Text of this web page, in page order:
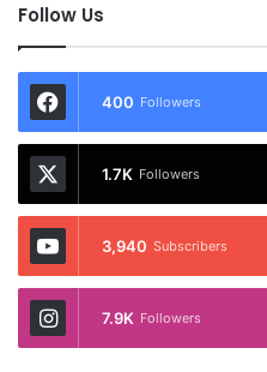
Follow Us
400 Followers
1.7K Followers
3,940 Subscribers
7.9K Followers